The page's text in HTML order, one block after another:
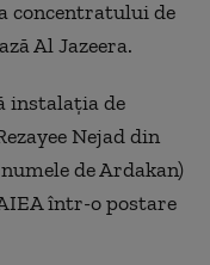
concentratului de
Al Jazeera.
instalația de
Nejad din
de Ardakan)
într-o postare